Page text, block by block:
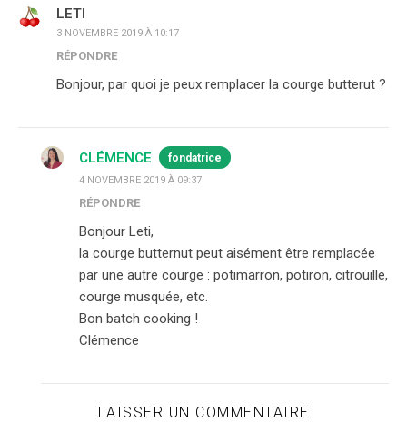
LETI
3 NOVEMBRE 2019 À 10:17
RÉPONDRE
Bonjour, par quoi je peux remplacer la courge butterut ?
CLÉMENCE fondatrice
4 NOVEMBRE 2019 À 09:37
RÉPONDRE
Bonjour Leti,
la courge butternut peut aisément être remplacée
par une autre courge : potimarron, potiron, citrouille,
courge musquée, etc.
Bon batch cooking !
Clémence
LAISSER UN COMMENTAIRE